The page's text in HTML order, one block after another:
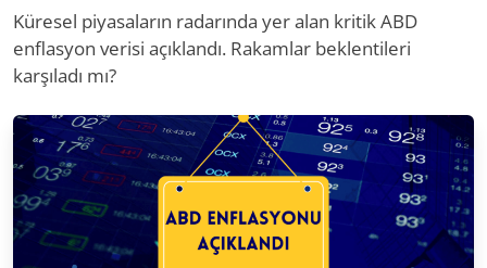
Küresel piyasaların radarında yer alan kritik ABD
enflasyon verisi açıklandı. Rakamlar beklentileri
karşıladı mı?